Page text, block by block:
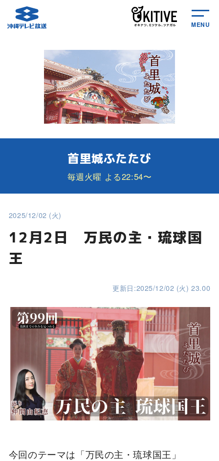
MENU
首里城ふたたび
毎週火曜 よる22:54〜
2025/12/02 (火)
12月2日 万民の主・琉球国
王
更新日:2025/12/02 (火) 23.00
今回のテーマは「万民の主・琉球国王」